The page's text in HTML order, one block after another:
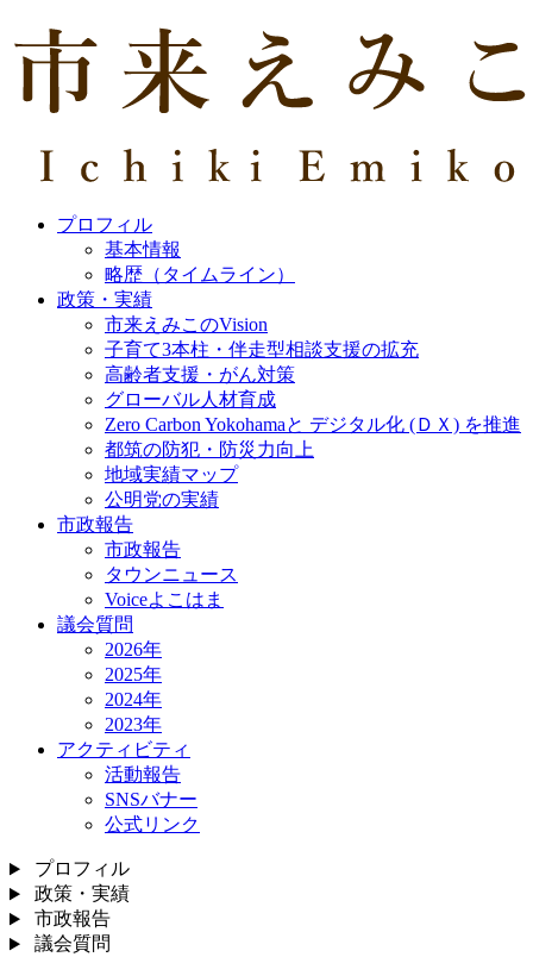
プロフィル
基本情報
略歴（タイムライン）
政策・実績
市来えみこのVision
子育て3本柱・伴走型相談支援の拡充
高齢者支援・がん対策
グローバル人材育成
Zero Carbon Yokohamaと デジタル化 (ＤＸ) を推進
都筑の防犯・防災力向上
地域実績マップ
公明党の実績
市政報告
市政報告
タウンニュース
Voiceよこはま
議会質問
2026年
2025年
2024年
2023年
アクティビティ
活動報告
SNSバナー
公式リンク
プロフィル
政策・実績
市政報告
議会質問